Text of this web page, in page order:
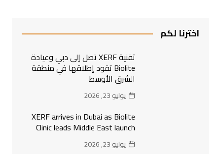
اخترنا لكم
تقنية XERF تصل إلى دبي وعيادة
Biolite تقود إطلاقها في منطقة
الشرق الأوسط
يوليو 23, 2026
XERF arrives in Dubai as Biolite
Clinic leads Middle East launch
يوليو 23, 2026